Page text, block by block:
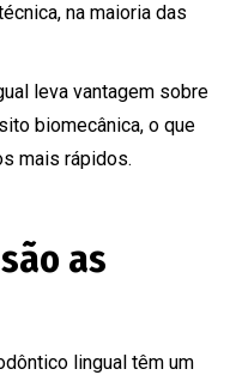
na maioria das
leva vantagem sobre
biomecânica, o que
mais rápidos.
as
lingual têm um